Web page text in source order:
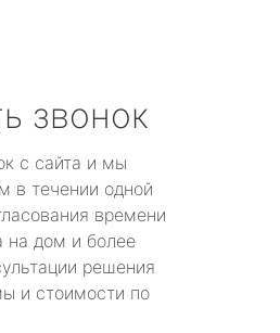
звонок
с сайта и мы
в течении одной
времени
на дом и более
решения
и стоимости по